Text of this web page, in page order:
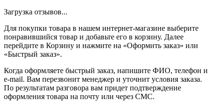
Загрузка отзывов...
Для покупки товара в нашем интернет-магазине выберите
понравившийся товар и добавьте его в корзину. Далее
перейдите в Корзину и нажмите на «Оформить заказ» или
«Быстрый заказ».
Когда оформляете быстрый заказ, напишите ФИО, телефон и
e-mail. Вам перезвонит менеджер и уточнит условия заказа.
По результатам разговора вам придет подтверждение
оформления товара на почту или через СМС.